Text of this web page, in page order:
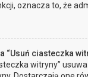
oznacza to, że
“Usuń ciasteczka
witryny”